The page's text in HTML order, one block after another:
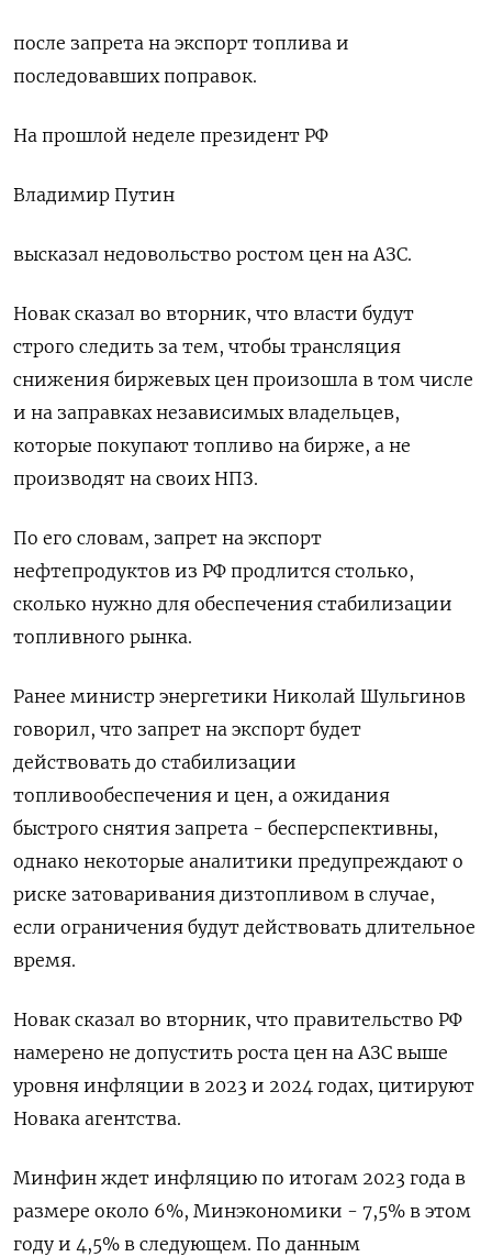
после запрета на экспорт топлива и
последовавших поправок.
На прошлой неделе президент РФ
Владимир Путин
высказал недовольство ростом цен на АЗС.
Новак сказал во вторник, что власти будут
строго следить за тем, чтобы трансляция
снижения биржевых цен произошла в том числе
и на заправках независимых владельцев,
которые покупают топливо на бирже, а не
производят на своих НПЗ.
По его словам, запрет на экспорт
нефтепродуктов из РФ продлится столько,
сколько нужно для обеспечения стабилизации
топливного рынка.
Ранее министр энергетики Николай Шульгинов
говорил, что запрет на экспорт будет
действовать до стабилизации
топливообеспечения и цен, а ожидания
быстрого снятия запрета - бесперспективны,
однако некоторые аналитики предупреждают о
риске затоваривания дизтопливом в случае,
если ограничения будут действовать длительное
время.
Новак сказал во вторник, что правительство РФ
намерено не допустить роста цен на АЗС выше
уровня инфляции в 2023 и 2024 годах, цитируют
Новака агентства.
Минфин ждет инфляцию по итогам 2023 года в
размере около 6%, Минэкономики - 7,5% в этом
году и 4,5% в следующем. По данным